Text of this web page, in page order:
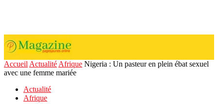
Accueil Actualité Afrique Nigeria : Un pasteur en plein ébat sexuel
avec une femme mariée
Actualité
Afrique